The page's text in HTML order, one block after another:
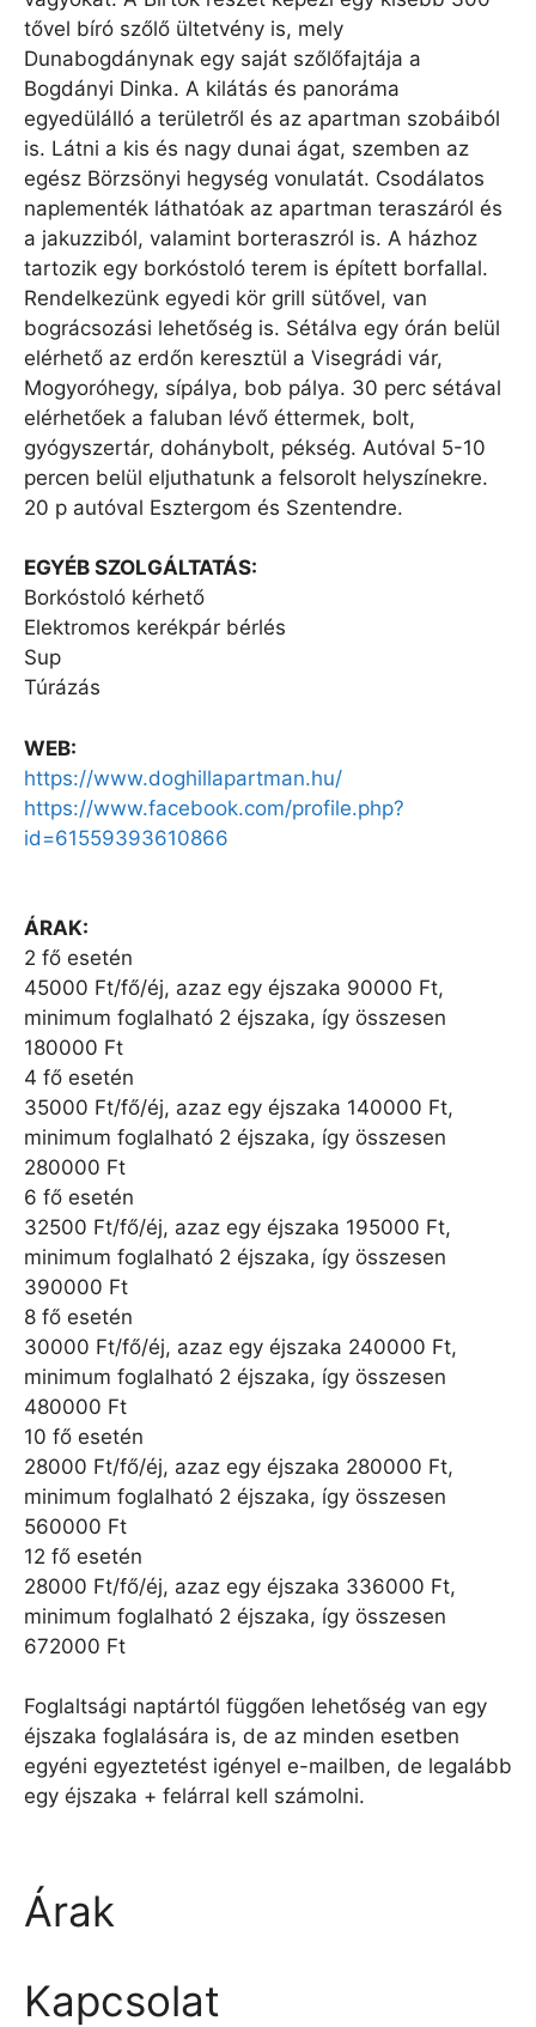
tővel bíró szőlő ültetvény is, mely
Dunabogdánynak egy saját szőlőfajtája a
Bogdányi Dinka. A kilátás és panoráma
egyedülálló a területről és az apartman szobáiból
is. Látni a kis és nagy dunai ágat, szemben az
egész Börzsönyi hegység vonulatát. Csodálatos
naplementék láthatóak az apartman teraszáról és
a jakuzziból, valamint borteraszról is. A házhoz
tartozik egy borkóstoló terem is épített borfallal.
Rendelkezünk egyedi kör grill sütővel, van
bográcsozási lehetőség is. Sétálva egy órán belül
elérhető az erdőn keresztül a Visegrádi vár,
Mogyoróhegy, sípálya, bob pálya. 30 perc sétával
elérhetőek a faluban lévő éttermek, bolt,
gyógyszertár, dohánybolt, pékség. Autóval 5-10
percen belül eljuthatunk a felsorolt helyszínekre.
20 p autóval Esztergom és Szentendre.
EGYÉB SZOLGÁLTATÁS:
Borkóstoló kérhető
Elektromos kerékpár bérlés
Sup
Túrázás
WEB:
https://www.doghillapartman.hu/
https://www.facebook.com/profile.php?
id=61559393610866
ÁRAK:
2 fő esetén
45000 Ft/fő/éj, azaz egy éjszaka 90000 Ft,
minimum foglalható 2 éjszaka, így összesen
180000 Ft
4 fő esetén
35000 Ft/fő/éj, azaz egy éjszaka 140000 Ft,
minimum foglalható 2 éjszaka, így összesen
280000 Ft
6 fő esetén
32500 Ft/fő/éj, azaz egy éjszaka 195000 Ft,
minimum foglalható 2 éjszaka, így összesen
390000 Ft
8 fő esetén
30000 Ft/fő/éj, azaz egy éjszaka 240000 Ft,
minimum foglalható 2 éjszaka, így összesen
480000 Ft
10 fő esetén
28000 Ft/fő/éj, azaz egy éjszaka 280000 Ft,
minimum foglalható 2 éjszaka, így összesen
560000 Ft
12 fő esetén
28000 Ft/fő/éj, azaz egy éjszaka 336000 Ft,
minimum foglalható 2 éjszaka, így összesen
672000 Ft
Foglaltsági naptártól függően lehetőség van egy
éjszaka foglalására is, de az minden esetben
egyéni egyeztetést igényel e-mailben, de legalább
egy éjszaka + felárral kell számolni.
Árak
Kapcsolat